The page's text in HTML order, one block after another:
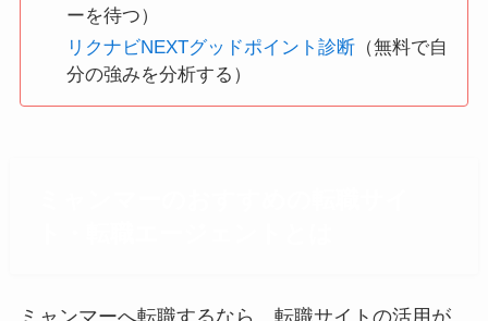
ーを待つ）
リクナビNEXTグッドポイント診断 （無料で自
分の強みを分析する）
ミャンマーへ転職するなら、転職サイトの活用が